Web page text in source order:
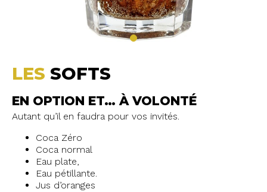
LES SOFTS
EN OPTION ET… À VOLONTÉ
Autant qu’il en faudra pour vos invités.
Coca Zéro
Coca normal
Eau plate,
Eau pétillante.
Jus d’oranges